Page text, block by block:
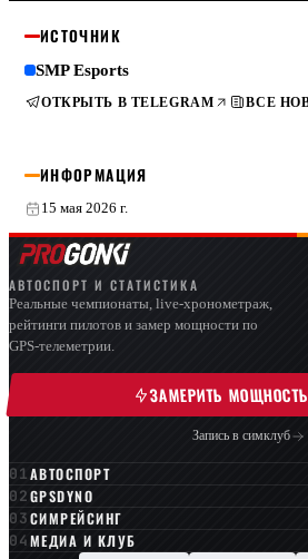
ИСТОЧНИК
SMP Esports
ОТКРЫТЬ В TELEGRAM ВСЕ
ИНФОРМАЦИЯ
15 мая 2026 г.
АВТОСПОРТ И СТАТИСТИКА
Реальные чемпионаты, live-хронометраж,
рейтинги пилотов и замер мощности по
GPS-телеметрии.
ЗАМЕРИТЬ МОЩНОСТЬ
Запись в симклуб
АВТОСПОРТ
GPSDYNO
СИМРЕЙСИНГ
МЕДИА И КЛУБ